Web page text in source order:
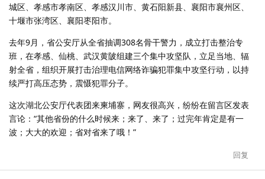
城区、孝感市孝南区、孝感汉川市、黄石阳新县、襄阳市襄州区、
十堰市张湾区、襄阳枣阳市。
去年9月，省公安厅从全省抽调308名骨干警力，成立打击整治专
班，在孝感、仙桃、武汉黄陂组建三个集中攻坚队，立足当地、辐
射全省，组织开展打击治理电信网络诈骗犯罪集中攻坚行动，以持
续严打高压态势，震慑犯罪分子。
这次湖北公安厅代表团来柬埔寨，网友很高兴，纷纷在留言区发表
言论：“其他省份的什么时候来；来了、来了；过完年肯定是有一
波；大大的欢迎；省对省来了哦！”
回复